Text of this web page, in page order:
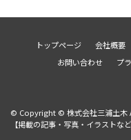
トップページ 会社概要
お問い合わせ
プ
© Copyright © 株式会社三浦土木
【掲載の記事・写真・イラストな